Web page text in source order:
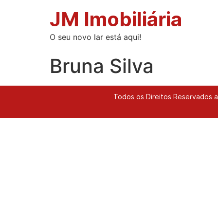
JM Imobiliária
O seu novo lar está aqui!
Bruna Silva
Todos os Direitos Reservados